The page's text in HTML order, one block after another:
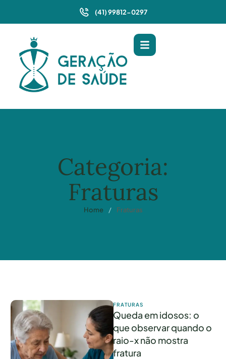
(41) 99812-0297
Categoria:
Fraturas
Home / Fraturas
FRATURAS
Queda em idosos: o
que observar quando o
raio-x não mostra
fratura